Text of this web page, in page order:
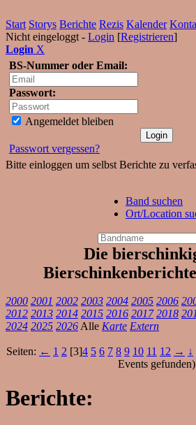
Start Storys Berichte Rezis Kalender
Nicht eingeloggt - Login [Registrieren]
Login X
BS-Nummer oder Email:
Passwort:
Angemeldet bleiben
Passwort vergessen?
Bitte einloggen um selbst Berichte zu
Band suchen
Ort/Location
Die
2000 2001 2002 2003 2004 2005 2006
2012 2013 2014 2015 2016 2017 2018
2024 2025 2026 Alle Karte Extern
Seiten: ← 1 2 [3]4 5 6 7 8 9 10 11 12 → ↓
Events gefunden)
Berichte: